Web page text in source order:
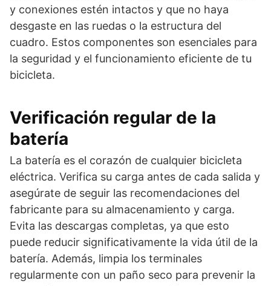
y conexiones estén intactos y que no haya
desgaste en las ruedas o la estructura del
cuadro. Estos componentes son esenciales para
la seguridad y el funcionamiento eficiente de tu
bicicleta.
Verificación regular de la
batería
La batería es el corazón de cualquier bicicleta
eléctrica. Verifica su carga antes de cada salida y
asegúrate de seguir las recomendaciones del
fabricante para su almacenamiento y carga.
Evita las descargas completas, ya que esto
puede reducir significativamente la vida útil de la
batería. Además, limpia los terminales
regularmente con un paño seco para prevenir la